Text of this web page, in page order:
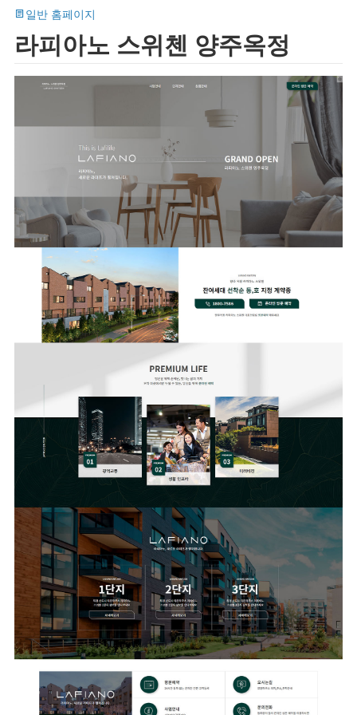
일반 홈페이지
라피아노 스위첸 양주옥정